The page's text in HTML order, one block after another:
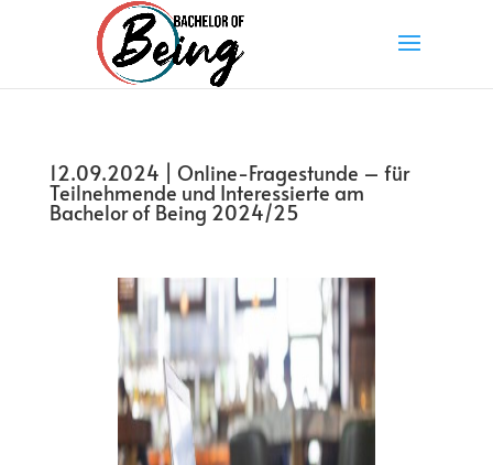
12.09.2024 | Online-Fragestunde – für
Teilnehmende und Interessierte am
Bachelor of Being 2024/25